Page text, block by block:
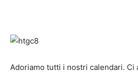
Adoriamo tutti i nostri calendari. Ci